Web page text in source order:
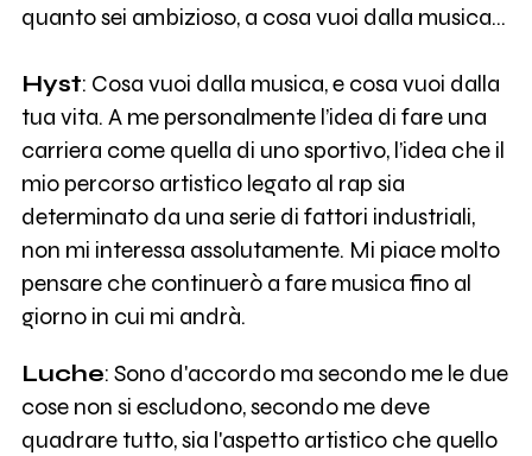
quanto sei ambizioso, a cosa vuoi dalla musica…
Hyst: Cosa vuoi dalla musica, e cosa vuoi dalla
tua vita. A me personalmente l’idea di fare una
carriera come quella di uno sportivo, l’idea che il
mio percorso artistico legato al rap sia
determinato da una serie di fattori industriali,
non mi interessa assolutamente. Mi piace molto
pensare che continuerò a fare musica fino al
giorno in cui mi andrà.
Luche: Sono d'accordo ma secondo me le due
cose non si escludono, secondo me deve
quadrare tutto, sia l'aspetto artistico che quello